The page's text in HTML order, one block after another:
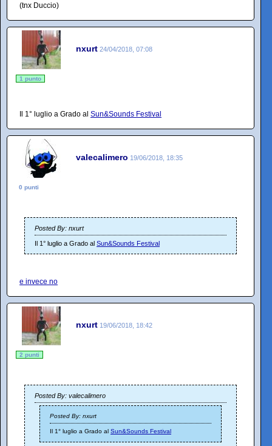
(tnx Duccio)
nxurt 24/04/2018, 07:08
1 punto
Il 1° luglio a Grado al Sun&Sounds Festival
valecalimero 19/06/2018, 18:35
0 punti
Posted By: nxurt
Il 1° luglio a Grado al Sun&Sounds Festival
e invece no
nxurt 19/06/2018, 18:42
2 punti
Posted By: valecalimero
Posted By: nxurt
Il 1° luglio a Grado al Sun&Sounds Festival